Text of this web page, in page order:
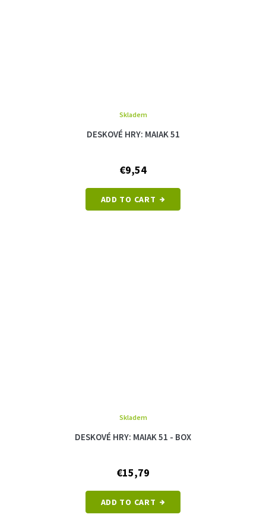
DESKOVÉ HRY: MAIAK 51
Skladem
€9,54
ADD TO CART
DESKOVÉ HRY: MAIAK 51 - BOX
Skladem
€15,79
ADD TO CART